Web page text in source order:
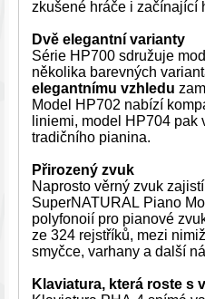
zkušené hráče i začínající
Dvě elegantní varianty
Série HP700 sdružuje
několika barevných
elegantnímu vzhledu
Model HP702 nabízí
liniemi, model HP704 pak
tradičního pianina.
Přirozený zvuk
Naprosto věrný zvuk
SuperNATURAL Piano
polyfonoií pro pianové
ze 324 rejstříků, mezi
smyčce, varhany a další
Klaviatura, která roste s